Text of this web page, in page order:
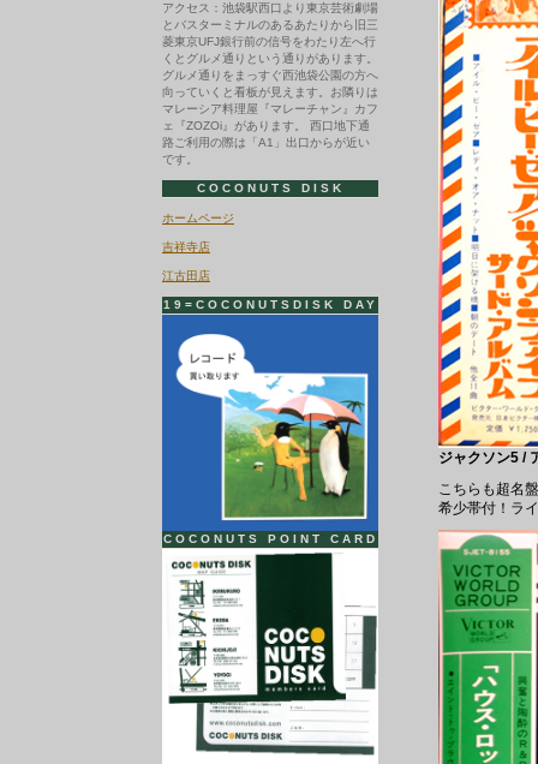
ジャクソン5 /
こちらも超名
希少帯付！ラ
アクセス：池袋駅西口より東京芸術劇場
とバスターミナルのあるあたりから旧三
菱東京UFJ銀行前の信号をわたり左へ行
くとグルメ通りという通りがあります。
グルメ通りをまっすぐ西池袋公園の方へ
向っていくと看板が見えます。お隣りは
マレーシア料理屋『マレーチャン』カフ
ェ『ZOZOi』があります。 西口地下通
路ご利用の際は「A1」出口からが近い
です。
COCONUTS DISK
ホームページ
吉祥寺店
江古田店
19=COCONUTSDISK DAY
COCONUTS POINT CARD